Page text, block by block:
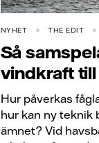
NYHET THE EDIT
Så
vindkraft till
Hur påverkas
hur kan ny teknik
ämnet? Vid